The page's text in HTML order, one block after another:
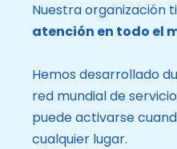
Nuestra organización
atención en todo el
Hemos desarrollado
red mundial de
puede activarse
cualquier lugar.